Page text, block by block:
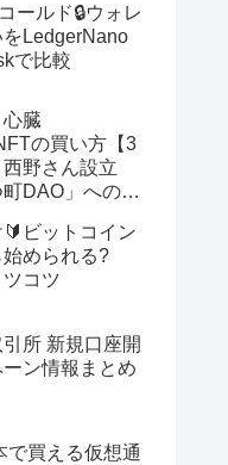
ールド🔒ウォレ
をLedgerNano
で比較
臓
の買い方【3
野さん設立
町DAO」へのパ
ビットコイン
められる?
ツコツ
所 新規口座開
ン情報まとめ
で買える仮想通